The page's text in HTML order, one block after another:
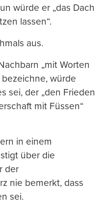
würde er „das Dach
lassen“.
aus.
„mit Worten
bezeichne, würde
sei, der „den Frieden
mit Füssen“
in einem
über die
der
nie bemerkt, dass
sei.